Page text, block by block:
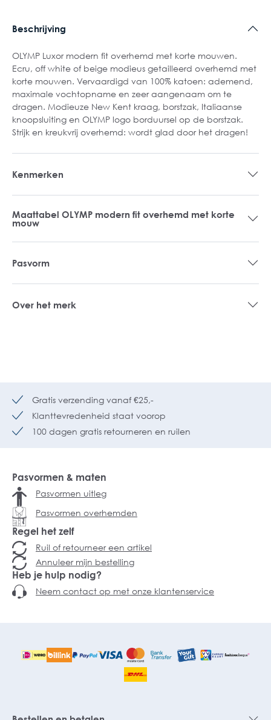
Beschrijving
OLYMP Luxor modern fit overhemd met korte mouwen.
Ecru, off white of beige modieus getailleerd overhemd met
korte mouwen. Vervaardigd van 100% katoen: ademend,
maximale vochtopname en zeer aangenaam om te
dragen. Modieuze New Kent kraag, borstzak, Italiaanse
knoopsluiting en OLYMP logo borduursel op de borstzak.
Strijk en kreukvrij overhemd: wordt glad door het dragen!
Kenmerken
Maattabel OLYMP modern fit overhemd met korte
mouw
Pasvorm
Over het merk
Gratis verzending vanaf €25,-
Klanttevredenheid staat voorop
100 dagen gratis retourneren en ruilen
Pasvormen & maten
Pasvormen uitleg
Pasvormen overhemden
Regel het zelf
Ruil of retourneer een artikel
Annuleer mijn bestelling
Heb je hulp nodig?
Neem contact op met onze klantenservice